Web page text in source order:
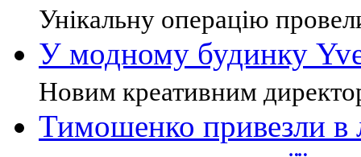
Унікальну операцію
У модному будинку
Новим креативним
Тимошенко привезли в